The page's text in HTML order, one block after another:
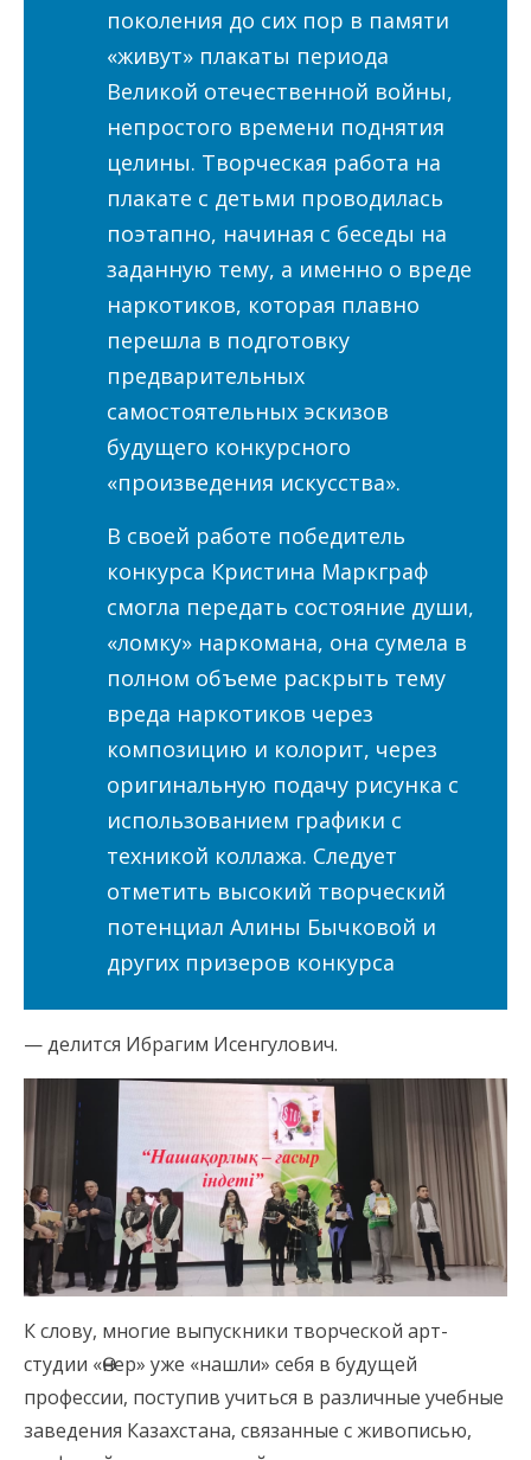
поколения до сих пор в памяти
«живут» плакаты периода
Великой отечественной войны,
непростого времени поднятия
целины. Творческая работа на
плакате с детьми проводилась
поэтапно, начиная с беседы на
заданную тему, а именно о вреде
наркотиков, которая плавно
перешла в подготовку
предварительных
самостоятельных эскизов
будущего конкурсного
«произведения искусства».
В своей работе победитель
конкурса Кристина Маркграф
смогла передать состояние души,
«ломку» наркомана, она сумела в
полном объеме раскрыть тему
вреда наркотиков через
композицию и колорит, через
оригинальную подачу рисунка с
использованием графики с
техникой коллажа. Следует
отметить высокий творческий
потенциал Алины Бычковой и
других призеров конкурса
— делится Ибрагим Исенгулович.
К слову, многие выпускники творческой арт-
студии «Өнер» уже «нашли» себя в будущей
профессии, поступив учиться в различные учебные
заведения Казахстана, связанные с живописью,